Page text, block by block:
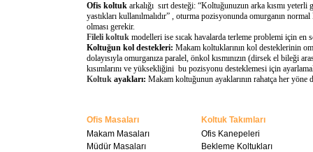
Ofis koltuk arkalığı sırt desteği: “Koltuğunuzun arka kısmı
yastıkları kullanılmalıdır” , oturma pozisyonunda omurganın
olması gerekir.
Fileli koltuk modelleri ise sıcak havalarda terleme problemi için
Koltuğun kol destekleri: Makam koltuklarının kol desteklerinin
dolayısıyla omurganıza paralel, önkol kısmınızın (dirsek el bileği
kısımlarını ve yüksekliğini bu pozisyonu desteklemesi için
Koltuk ayakları: Makam koltuğunun ayaklarının rahatça her
Ofis Masaları
Koltuk Takımları
Makam Masaları
Ofis Kanepeleri
Müdür Masaları
Bekleme Koltukları